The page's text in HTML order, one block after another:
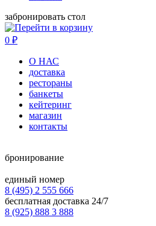
забронировать стол
0 ₽
О НАС
доставка
рестораны
банкеты
кейтеринг
магазин
контакты
бронирование
единый номер
8 (495) 2 555 666
бесплатная доставка 24/7
8 (925) 888 3 888